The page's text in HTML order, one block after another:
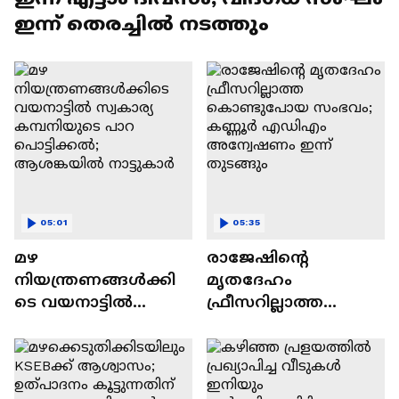
ഇന്ന് തെരച്ചിൽ നടത്തും
മഴ
നിയന്ത്രണങ്ങൾക്കി
ടെ വയനാട്ടിൽ
പാറ പൊട്ടിക്കൽ;
ആശങ്കയിൽ
നാട്ടുകാര്‍
05:01
രാജേഷിന്റെ
മൃതദേഹം
ഫ്രീസറില്ലാത്ത
സംഭവം; കണ്ണൂര്‍
എഡിഎം
അന്വേഷണം ഇന്ന്
05:35